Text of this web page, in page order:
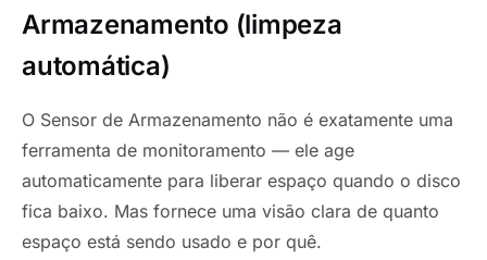
Armazenamento (limpeza
automática)
O Sensor de Armazenamento não é exatamente uma
ferramenta de monitoramento — ele age
automaticamente para liberar espaço quando o disco
fica baixo. Mas fornece uma visão clara de quanto
espaço está sendo usado e por quê.